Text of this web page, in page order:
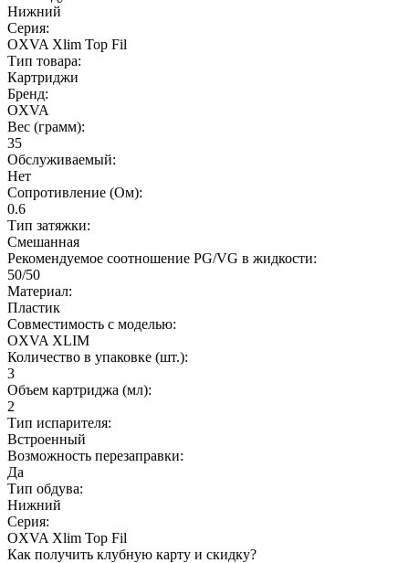
Нижний
Серия:
OXVA Xlim Top Fil
Тип товара:
Картриджи
Бренд:
OXVA
Вес (грамм):
35
Обслуживаемый:
Нет
Сопротивление (Ом):
0.6
Тип затяжки:
Смешанная
Рекомендуемое соотношение PG/VG в жидкости:
50/50
Материал:
Пластик
Совместимость с моделью:
OXVA XLIM
Количество в упаковке (шт.):
3
Объем картриджа (мл):
2
Тип испарителя:
Встроенный
Возможность перезаправки:
Да
Тип обдува:
Нижний
Серия:
OXVA Xlim Top Fil
Как получить клубную карту и скидку?